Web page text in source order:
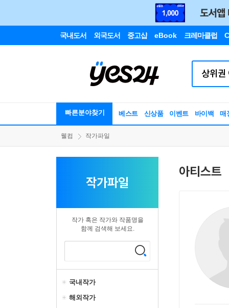
국내도서 외국도서 중고샵 eBook 크레마클럽
빠른분야찾기 베스트 신상품 이벤트 바이백 매
웰컴 작가파일
작가파일
작가 혹은 작가와 작품명을
함께 검색해 보세요.
국내작가
해외작가
아티스트